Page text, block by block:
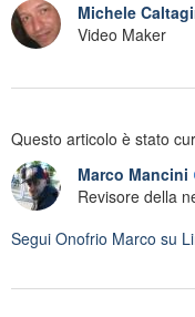
Michele
Video Maker
Questo articolo è stato
Marco Mancini
Revisore della
Segui Onofrio Marco su